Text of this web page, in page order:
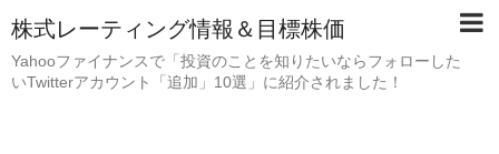
株式レーティング情報＆目標株価
Yahooファイナンスで「投資のことを知りたいならフォローした
いTwitterアカウント「追加」10選」に紹介されました！